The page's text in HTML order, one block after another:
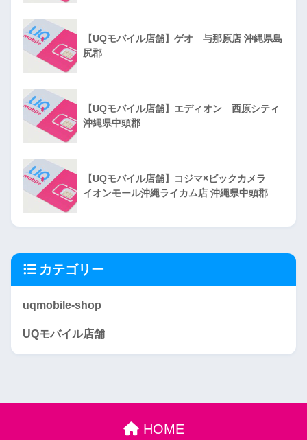
【UQモバイル店舗】ゲオ 与那原店 沖縄県島
尻郡
【UQモバイル店舗】エディオン 西原シティ
沖縄県中頭郡
【UQモバイル店舗】コジマ×ビックカメラ
イオンモール沖縄ライカム店 沖縄県中頭郡
カテゴリー
uqmobile-shop
UQモバイル店舗
HOME